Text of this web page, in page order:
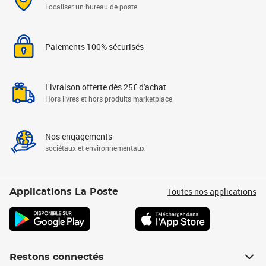
Localiser un bureau de poste
Paiements 100% sécurisés
Livraison offerte dès 25€ d'achat
Hors livres et hors produits marketplace
Nos engagements
sociétaux et environnementaux
Applications La Poste Toutes nos applications
Restons connectés